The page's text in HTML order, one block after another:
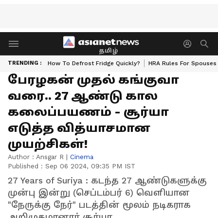
தமிழ்
TRENDING : How To Defrost Fridge Quickly? HRA Rules For Spouses
பேரழகன் முதல் கங்குவா
வரை.. 27 ஆண்டு கால
கலைப்பயணம் - சூர்யா
எடுத்த வித்யாசமான
முயற்சிகள்!
Author : Ansgar R | Cinema
Published : Sep 06 2024, 09:35 PM IST
27 Years of Suriya : கடந்த 27 ஆண்டுகளுக்கு
முன்பு இன்று (செப்டம்பர் 6) வெளியான
"நேருக்கு நேர்" படத்தின் மூலம் நடிகராக